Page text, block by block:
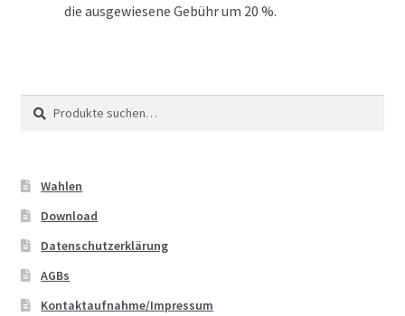
die ausgewiesene Gebühr um 20 %.
Suche
nach:
Suche
Wahlen
Download
Datenschutzerklärung
AGBs
Kontaktaufnahme/Impressum